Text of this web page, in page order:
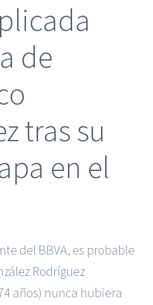
de
tras su
en el
del BBVA, es probable
Rodríguez
años) nunca hubiera